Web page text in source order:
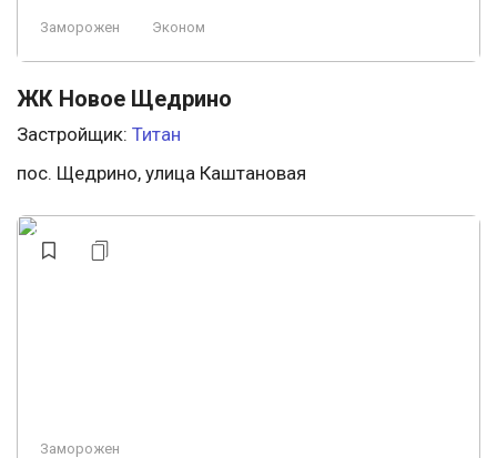
Заморожен Эконом
ЖК Новое Щедрино
Застройщик: Титан
пос. Щедрино, улица Каштановая
Заморожен